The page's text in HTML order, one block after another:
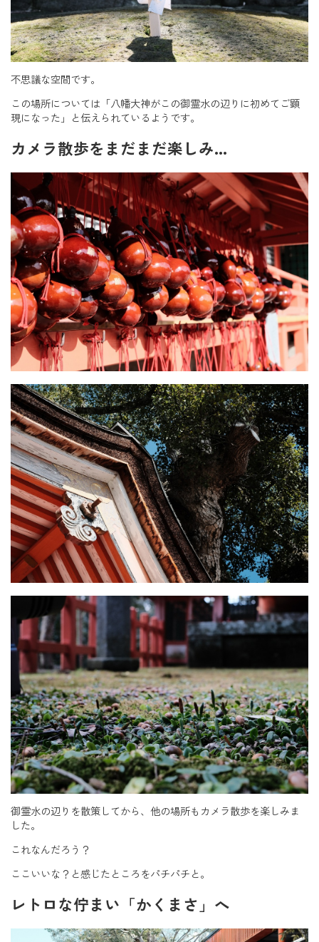
不思議な空間です。
この場所については「八幡大神がこの御霊水の辺りに初めてご顕
現になった」と伝えられているようです。
カメラ散歩をまだまだ楽しみ…
御霊水の辺りを散策してから、他の場所もカメラ散歩を楽しみま
した。
これなんだろう？
ここいいな？と感じたところをパチパチと。
レトロな佇まい「かくまさ」へ